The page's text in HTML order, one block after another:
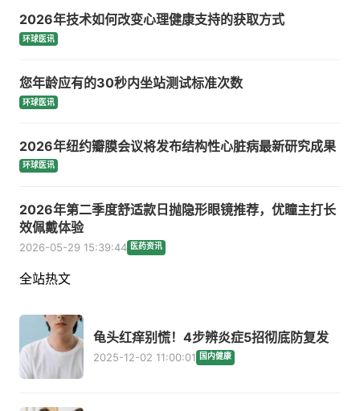
2026年技术如何改变心理健康支持的获取方式
环球医讯
您年龄应有的30秒内坐站测试标准次数
环球医讯
2026年纽约瓣膜会议将发布结构性心脏病最新研究成果
环球医讯
2026年第二季度舒适款日抛隐形眼镜推荐，优瞳主打长
效佩戴体验
2026-05-29 15:39:44 医药资讯
全站热文
龟头红痒别慌！4步辨炎症5招彻底防复发
2025-12-02 11:00:01 国内健康